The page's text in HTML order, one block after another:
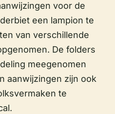
voor de
een lampion te
van verschillende
De folders
meegenomen
aanwijzingen zijn ook
te